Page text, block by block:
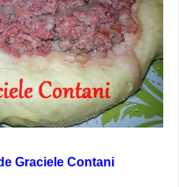
Graciele Contani